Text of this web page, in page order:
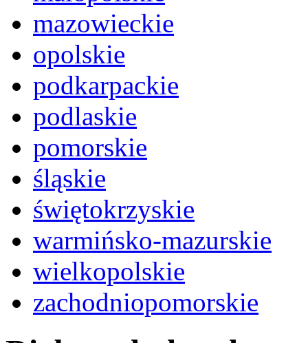
mazowieckie
opolskie
podkarpackie
podlaskie
pomorskie
śląskie
świętokrzyskie
warmińsko-mazurskie
wielkopolskie
zachodniopomorskie